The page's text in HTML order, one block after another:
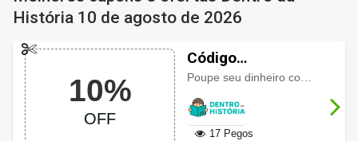
História 10 de agosto de 2026
10%
OFF
Código
promocional
Dentro da História
com 10% OFF
Poupe seu dinheiro com 10% de desconto ao usar este cupom. Aproveite!
17 Pegos